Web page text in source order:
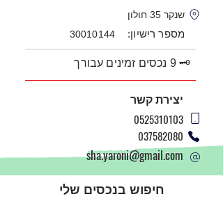
שנקר 35 חולון
30010144
מספר רישיון:
🗝️ 9 נכסים זמינים עבורך
יצירת קשר
0525310103
037582080
sha.yaroni@gmail.com
חיפוש בנכסים שלי